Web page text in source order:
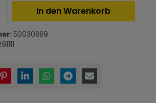
Gib den
In den Warenkorb
50030889